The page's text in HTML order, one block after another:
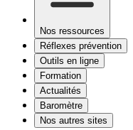
Nos ressources
Réflexes prévention
Outils en ligne
Formation
Actualités
Baromètre
Nos autres sites